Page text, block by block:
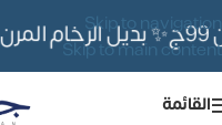
Skip to navigation
Skip to main content
✨ بديل الرخام المرن 565ج بدلًا من 690ج لفترة محدوده
القائمة